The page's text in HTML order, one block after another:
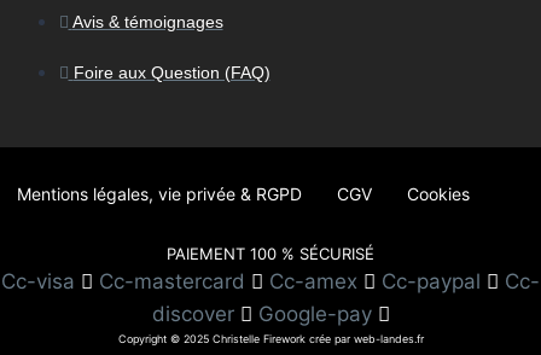
Avis & témoignages
Foire aux Question (FAQ)
Mentions légales, vie privée & RGPD CGV Cookies
PAIEMENT 100 % SÉCURISÉ
Cc-visa Cc-mastercard Cc-amex Cc-paypal
Cc-
discover
Google-pay
Copyright © 2025 Christelle Firework crée par web-landes.fr